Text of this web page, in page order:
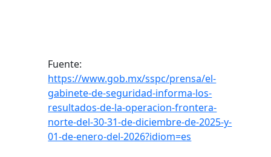
Fuente:
https://www.gob.mx/sspc/prensa/el-
gabinete-de-seguridad-informa-los-
resultados-de-la-operacion-frontera-
norte-del-30-31-de-diciembre-de-2025-y-
01-de-enero-del-2026?idiom=es